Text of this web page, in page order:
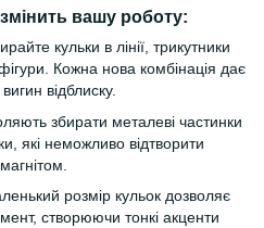
вашу роботу:
кульки в лінії, трикутники
Кожна нова комбінація дає
відблиску.
збирати металеві частинки
які неможливо відтворити
розмір кульок дозволяє
створюючи тонкі акценти